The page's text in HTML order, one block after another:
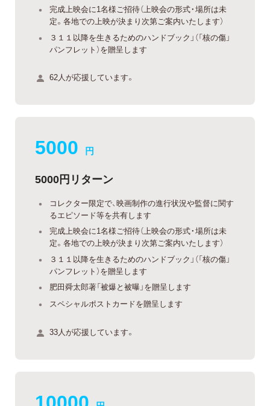
完成上映会に1名様ご招待（上映会の形式・場所は未
定。各地での上映が決まり次第ご案内いたします）
３１１以降を生きるためのハンドブック」（「核の傷」
パンフレット）を贈呈します
62人が応援しています。
5000 円
5000円リターン
コレクター限定で、映画制作の進行状況や監督に関す
るエピソード等を共有します
完成上映会に1名様ご招待（上映会の形式・場所は未
定。各地での上映が決まり次第ご案内いたします）
３１１以降を生きるためのハンドブック」（「核の傷」
パンフレット）を贈呈します
肥田舜太郎著「被爆と被曝」を贈呈します
スペシャルポストカードを贈呈します
33人が応援しています。